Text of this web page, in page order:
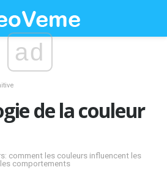
ad
de la couleur
comment les couleurs influencent les
comportements